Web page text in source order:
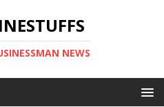
NEWS